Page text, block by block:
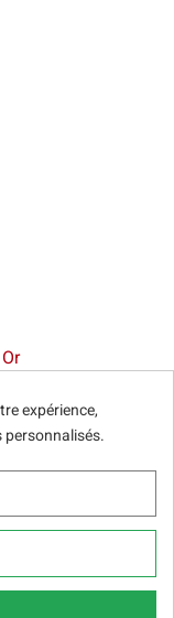
sapin artificiel à
-Livraison de
expérience,
personnalisés.